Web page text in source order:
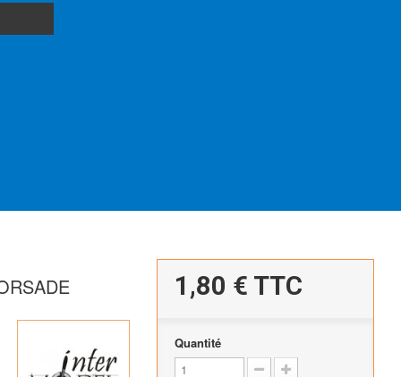
1,80 € TTC
Quantité